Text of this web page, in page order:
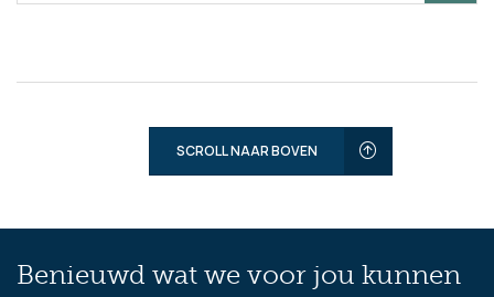
SCROLL NAAR BOVEN
Benieuwd wat we voor jou kunnen